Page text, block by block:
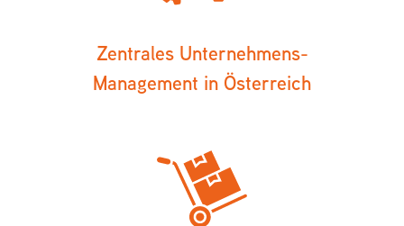
Zentrales Unternehmens-
Management in Österreich